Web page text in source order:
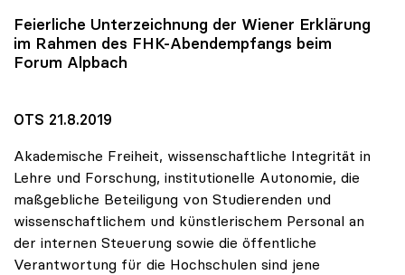
Feierliche Unterzeichnung der Wiener Erklärung
im Rahmen des FHK-Abendempfangs beim
Forum Alpbach
OTS 21.8.2019
Akademische Freiheit, wissenschaftliche Integrität in
Lehre und Forschung, institutionelle Autonomie, die
maßgebliche Beteiligung von Studierenden und
wissenschaftlichem und künstlerischem Personal an
der internen Steuerung sowie die öffentliche
Verantwortung für die Hochschulen sind jene